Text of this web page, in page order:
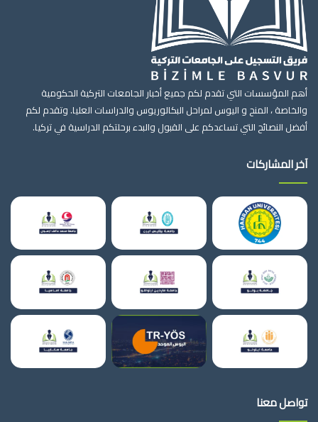
أهم المؤسسات التي تقدم لكم جميع أخبار الجامعات التركية الحكومية
والخاصة ، المنح و اليوس لمراحل البكالوريوس والدراسات العليا. وتقدم لكم
أفضل النصائح التي تساعدكم على القبول والبدء برحلتكم الدراسية في تركيا.
آخر المشاركات
تواصل معنا